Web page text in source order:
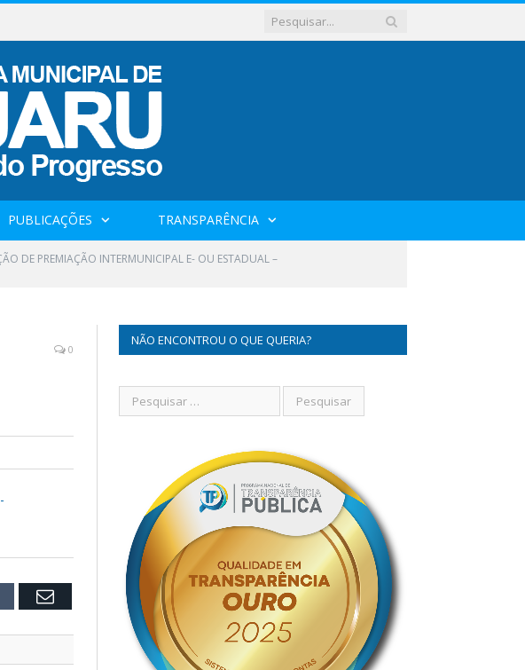
PUBLICAÇÕES TRANSPARÊNCIA
DE PREMIAÇÃO INTERMUNICIPAL E- OU ESTADUAL –
0
Email
NÃO ENCONTROU O QUE QUERIA?